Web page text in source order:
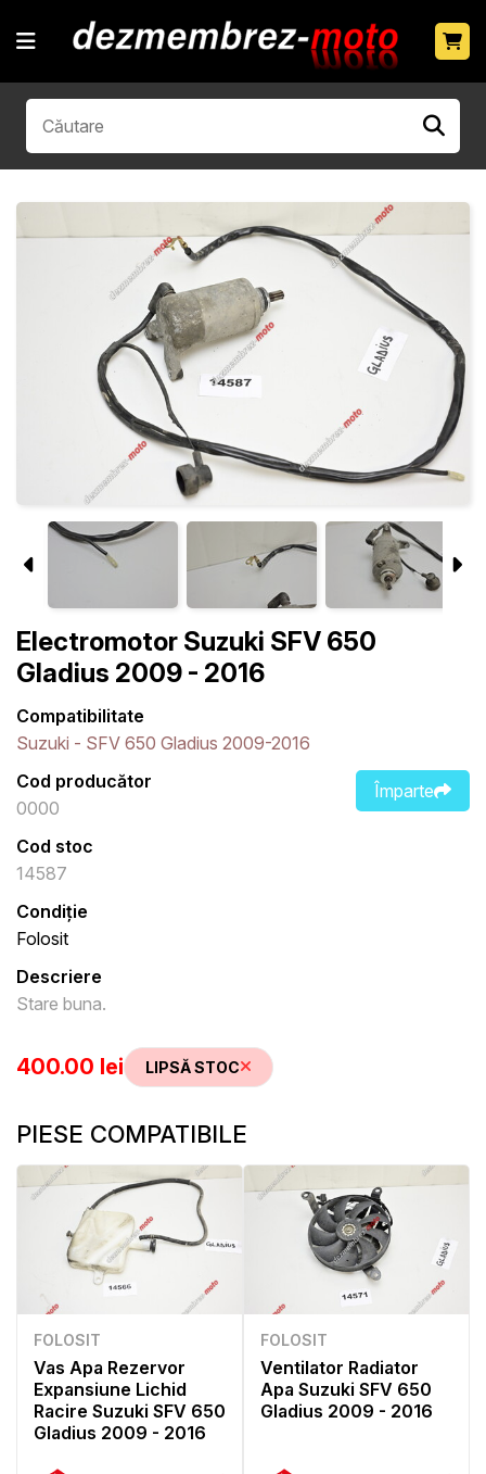
Electromotor Suzuki SFV 650
Gladius 2009 - 2016
Compatibilitate
Suzuki - SFV 650 Gladius 2009-2016
Împarte
Cod producător
0000
Cod stoc
14587
Condiție
Folosit
Descriere
Stare buna.
400.00 lei LIPSĂ STOC
PIESE COMPATIBILE
FOLOSIT
Vas Apa Rezervor
Expansiune Lichid
Racire Suzuki SFV 650
Gladius 2009 - 2016
FOLOSIT
Ventilator Radiator
Apa Suzuki SFV 650
Gladius 2009 - 2016